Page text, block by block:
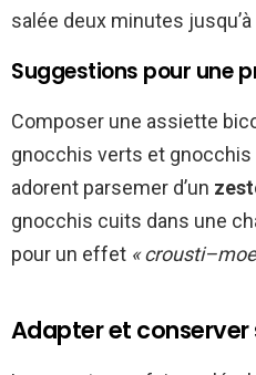
salée deux minutes
Suggestions pour une
Composer une assiette
gnocchis verts et gnocchis
adorent parsemer d’un
gnocchis cuits dans une
pour un effet «
Adapter et conserver